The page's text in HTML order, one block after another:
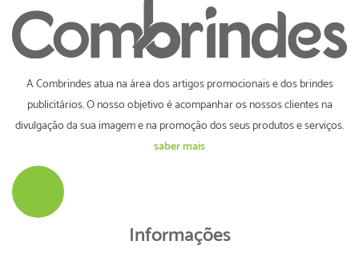
A Combrindes atua na área dos artigos promocionais e dos brindes
publicitários. O nosso objetivo é acompanhar os nossos clientes na
divulgação da sua imagem e na promoção dos seus produtos e serviços.
saber mais
Informações